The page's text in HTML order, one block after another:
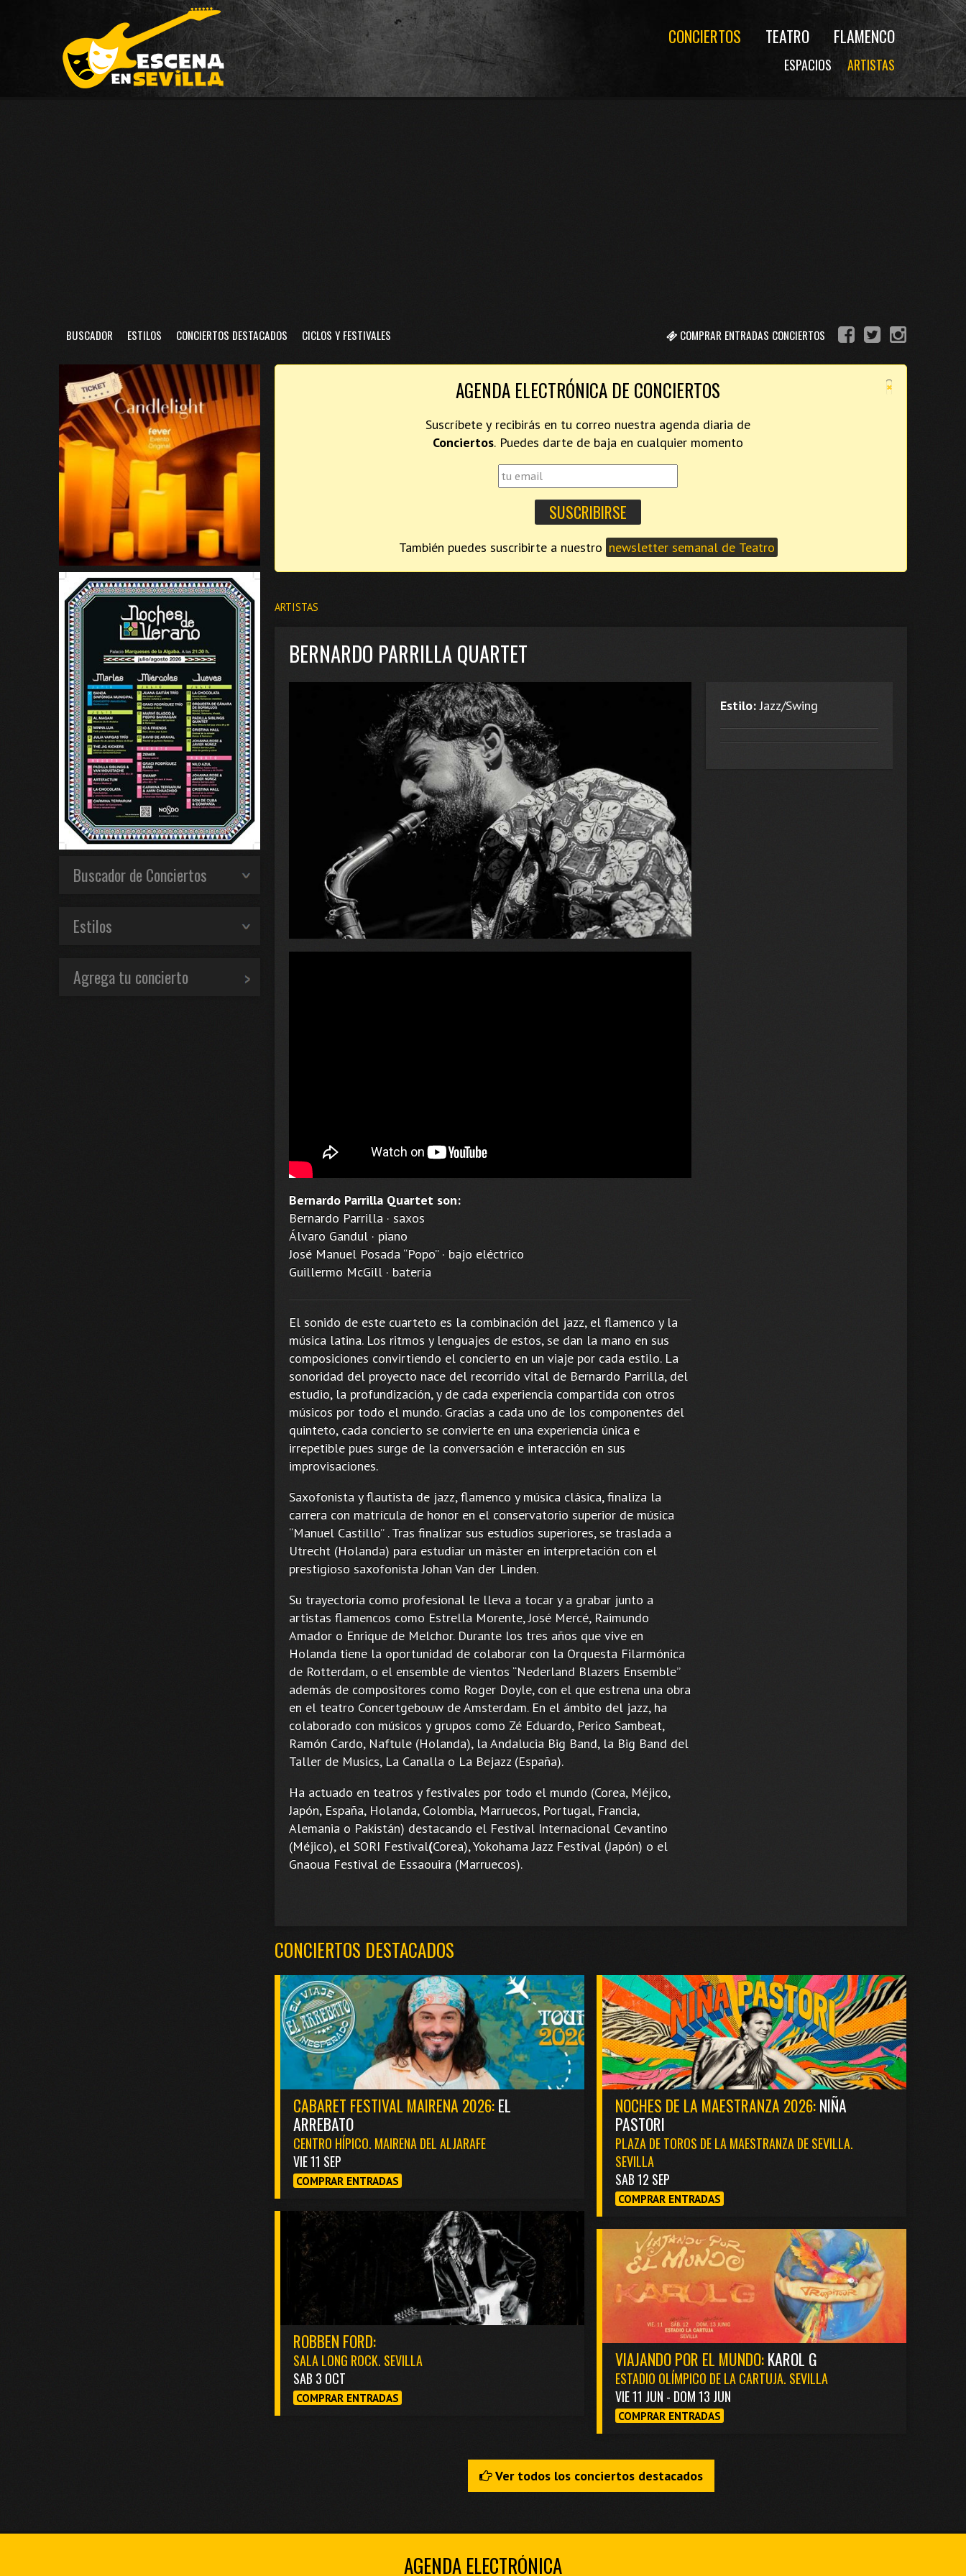
CONCIERTOS TEATRO FLAMENCO
ESPACIOS ARTISTAS
COMPRAR ENTRADAS CONCIERTOS
BUSCADOR ESTILOS CONCIERTOS DESTACADOS CICLOS Y FESTIVALES
×
AGENDA ELECTRÓNICA DE CONCIERTOS
Suscríbete y recibirás en tu correo nuestra agenda diaria de
Conciertos. Puedes darte de baja en cualquier momento
También puedes suscribirte a nuestro newsletter semanal de Teatro
ARTISTAS
BERNARDO PARRILLA QUARTET
Estilo:Jazz/Swing
Bernardo Parrilla Quartet son:
Bernardo Parrilla · saxos
Álvaro Gandul · piano
José Manuel Posada “Popo” · bajo eléctrico
Guillermo McGill · batería
El sonido de este cuarteto es la combinación del jazz, el flamenco y la
música latina. Los ritmos y lenguajes de estos, se dan la mano en sus
composiciones convirtiendo el concierto en un viaje por cada estilo. La
sonoridad del proyecto nace del recorrido vital de Bernardo Parrilla, del
estudio, la profundización, y de cada experiencia compartida con otros
músicos por todo el mundo. Gracias a cada uno de los componentes del
quinteto, cada concierto se convierte en una experiencia única e
irrepetible pues surge de la conversación e interacción en sus
improvisaciones.
Saxofonista y flautista de jazz, flamenco y música clásica, finaliza la
carrera con matrícula de honor en el conservatorio superior de música
“Manuel Castillo” . Tras finalizar sus estudios superiores, se traslada a
Utrecht (Holanda) para estudiar un máster en interpretación con el
prestigioso saxofonista Johan Van der Linden.
Su trayectoria como profesional le lleva a tocar y a grabar junto a
artistas flamencos como Estrella Morente, José Mercé, Raimundo
Amador o Enrique de Melchor. Durante los tres años que vive en
Holanda tiene la oportunidad de colaborar con la Orquesta Filarmónica
de Rotterdam, o el ensemble de vientos “Nederland Blazers Ensemble”
además de compositores como Roger Doyle, con el que estrena una obra
en el teatro Concertgebouw de Amsterdam. En el ámbito del jazz, ha
colaborado con músicos y grupos como Zé Eduardo, Perico Sambeat,
Ramón Cardo, Naftule (Holanda), la Andalucia Big Band, la Big Band del
Taller de Musics, La Canalla o La Bejazz (España).
Ha actuado en teatros y festivales por todo el mundo (Corea, Méjico,
Japón, España, Holanda, Colombia, Marruecos, Portugal, Francia,
Alemania o Pakistán) destacando el Festival Internacional Cevantino
(Méjico), el SORI Festival(Corea), Yokohama Jazz Festival (Japón) o el
Gnaoua Festival de Essaouira (Marruecos).
CONCIERTOS DESTACADOS
CABARET FESTIVAL MAIRENA 2026:EL
ARREBATO
CENTRO HÍPICO. MAIRENA DEL ALJARAFE
VIE 11 SEP
COMPRAR ENTRADAS
NOCHES DE LA MAESTRANZA 2026:NIÑA
PASTORI
PLAZA DE TOROS DE LA MAESTRANZA DE SEVILLA.
SEVILLA
SAB 12 SEP
COMPRAR ENTRADAS
ROBBEN FORD:
SALA LONG ROCK. SEVILLA
SAB 3 OCT
COMPRAR ENTRADAS
VIAJANDO POR EL MUNDO:KAROL G
ESTADIO OLÍMPICO DE LA CARTUJA. SEVILLA
VIE 11 JUN - DOM 13 JUN
COMPRAR ENTRADAS
Ver todos los conciertos destacados
Buscador de Conciertos
Estilos
Agrega tu concierto
AGENDA ELECTRÓNICA